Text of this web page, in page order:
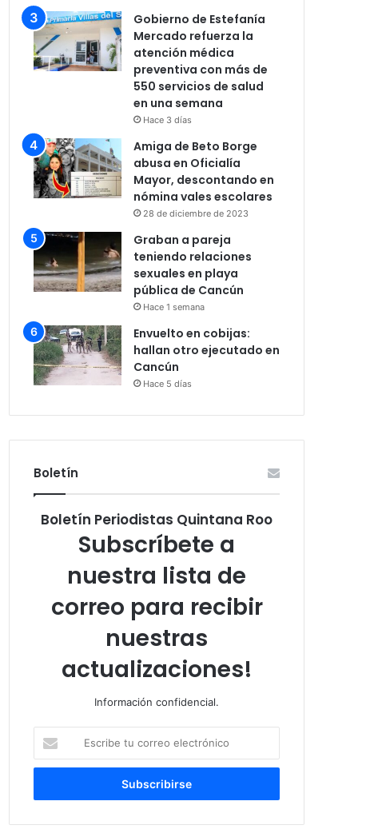
Gobierno de Estefanía
Mercado refuerza la
atención médica
preventiva con más de
550 servicios de salud
en una semana
Hace 3 días
Amiga de Beto Borge
abusa en Oficialía
Mayor, descontando en
nómina vales escolares
28 de diciembre de 2023
Graban a pareja
teniendo relaciones
sexuales en playa
pública de Cancún
Hace 1 semana
Envuelto en cobijas:
hallan otro ejecutado en
Cancún
Hace 5 días
Boletín
Boletín Periodistas Quintana Roo
Subscríbete a
nuestra lista de
correo para recibir
nuestras
actualizaciones!
Información confidencial.
tu
correo